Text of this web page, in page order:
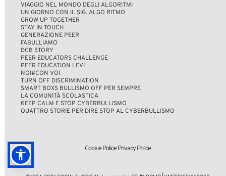
VIAGGIO NEL MONDO DEGLI ALGORITMI
UN GIORNO CON IL SIG. ALGO RITMO
GROW UP TOGETHER
STAY IN TOUCH
GENERAZIONE PEER
FABULLIAMO
DCB STORY
PEER EDUCATORS CHALLENGE
PEER EDUCATION LEVI
NOI#CON VOI
TURN OFF DISCRIMINATION
SMART BOXS BULLISMO OFF PER SEMPRE
LA COMUNITÀ SCOLASTICA
KEEP CALM E STOP CYBERBULLISMO
QUATTRO STORIE PER DIRE STOP AL CYBERBULLISMO
Cookie Police Privacy Police